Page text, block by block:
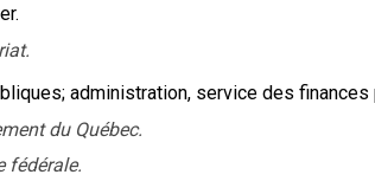
; administration, service des finances
du Québec.
fédérale.